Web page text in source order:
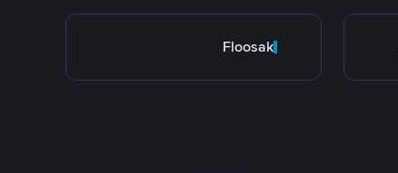
Floosak